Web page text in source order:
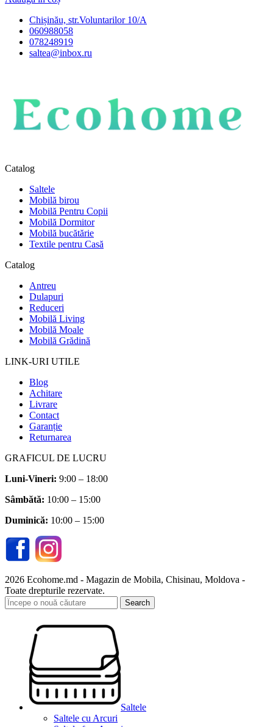
Chișinău, str.Voluntarilor 10/A
060988058
078248919
saltea@inbox.ru
Catalog
Saltele
Mobilă birou
Mobilă Pentru Copii
Mobilă Dormitor
Mobilă bucătărie
Textile pentru Casă
Catalog
Antreu
Dulapuri
Reduceri
Mobilă Living
Mobilă Moale
Mobilă Grădină
LINK-URI UTILE
Blog
Achitare
Livrare
Contact
Garanție
Returnarea
GRAFICUL DE LUCRU
Luni-Vineri: 9:00 – 18:00
Sâmbătă: 10:00 – 15:00
Duminică: 10:00 – 15:00
2026 Ecohome.md - Magazin de Mobila, Chisinau, Moldova -
Toate drepturile rezervate.
Search
Saltele
Saltele cu Arcuri